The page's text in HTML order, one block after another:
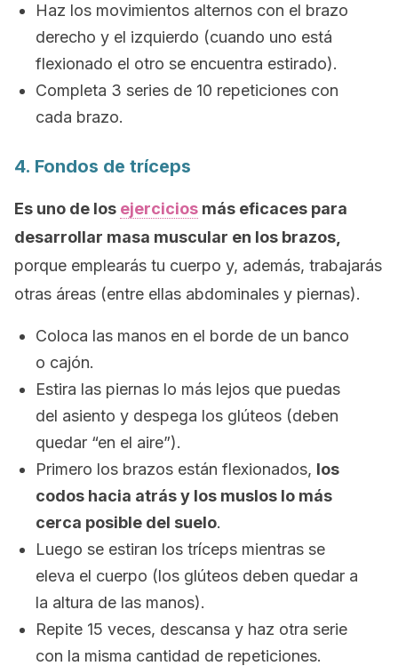
Haz los movimientos alternos con el brazo
derecho y el izquierdo (cuando uno está
flexionado el otro se encuentra estirado).
Completa 3 series de 10 repeticiones con
cada brazo.
4. Fondos de tríceps
Es uno de los ejercicios más eficaces para
desarrollar masa muscular en los brazos,
porque emplearás tu cuerpo y, además, trabajarás
otras áreas (entre ellas abdominales y piernas).
Coloca las manos en el borde de un banco
o cajón.
Estira las piernas lo más lejos que puedas
del asiento y despega los glúteos (deben
quedar “en el aire”).
Primero los brazos están flexionados, los
codos hacia atrás y los muslos lo más
cerca posible del suelo.
Luego se estiran los tríceps mientras se
eleva el cuerpo (los glúteos deben quedar a
la altura de las manos).
Repite 15 veces, descansa y haz otra serie
con la misma cantidad de repeticiones.